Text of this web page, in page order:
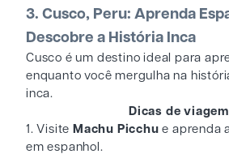
3. Cusco, Peru: Aprenda
Descobre a História Inca
Cusco é um destino ideal para
enquanto você mergulha na
inca.
Dicas de
1. Visite Machu Picchu e aprenda
em espanhol.